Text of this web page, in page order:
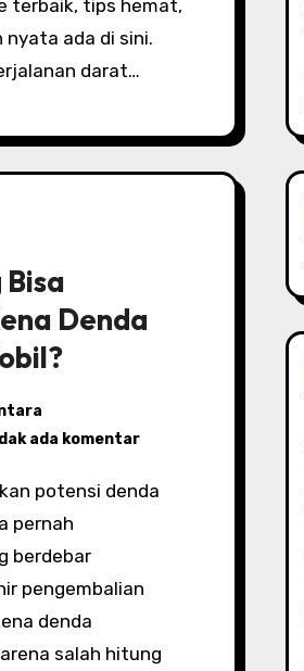
terbaik, tips hemat,
ada di sini.
darat…
Denda
ada komentar
pernah
berdebar
pengembalian
denda
salah hitung